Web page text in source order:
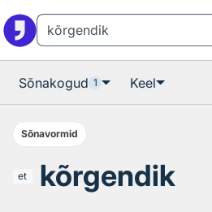
Sõnakogud 1 Keel
Sõnavormid
et kõrgendik